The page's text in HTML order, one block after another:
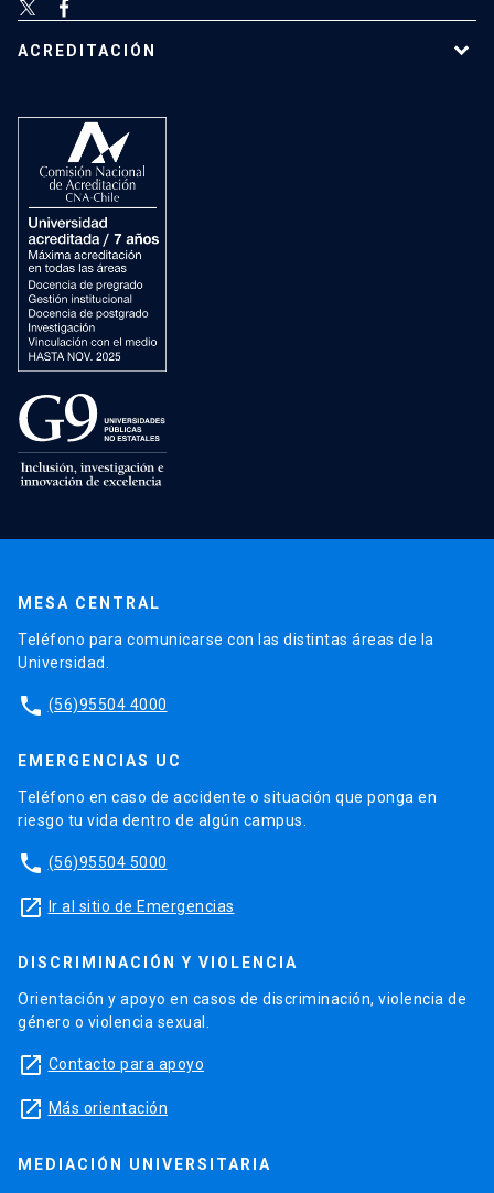
ACREDITACIÓN
MESA CENTRAL
Teléfono para comunicarse con las distintas áreas de la
Universidad.
phone (56)95504 4000
EMERGENCIAS UC
Teléfono en caso de accidente o situación que ponga en
riesgo tu vida dentro de algún campus.
phone (56)95504 5000
launch Ir al sitio de Emergencias
DISCRIMINACIÓN Y VIOLENCIA
Orientación y apoyo en casos de discriminación, violencia de
género o violencia sexual.
launch Contacto para apoyo
launch Más orientación
MEDIACIÓN UNIVERSITARIA